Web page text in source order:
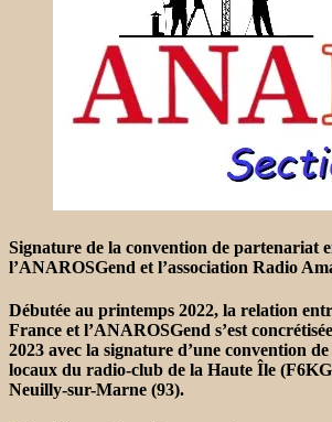
Signature de la convention de partenariat
l’ANAROSGend et l’association Radio
Débutée au printemps 2022, la relation
France et l’ANAROSGend s’est
2023 avec la signature d’une convention
locaux du radio-club de la Haute Île
Neuilly-sur-Marne (93).